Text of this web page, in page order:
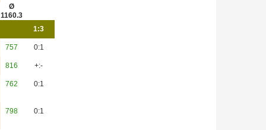
Ø
1160.3
1:3
757 0:1
816 +:-
762 0:1
798 0:1